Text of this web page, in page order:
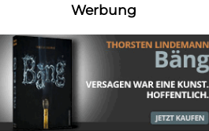
Werbung